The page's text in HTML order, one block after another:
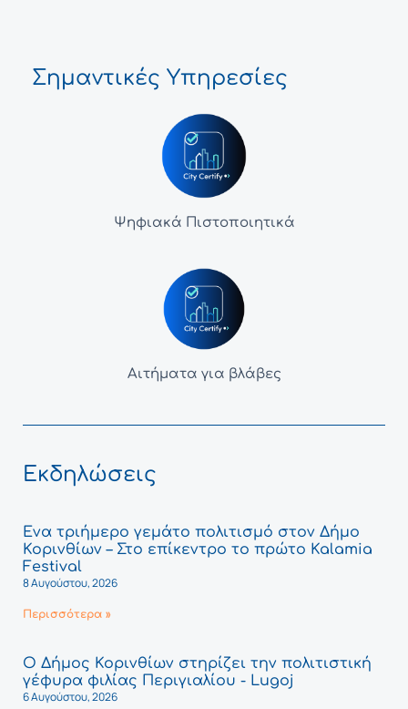
Σημαντικές Υπηρεσίες
Ψηφιακά Πιστοποιητικά
Αιτήματα για βλάβες
Εκδηλώσεις
Ένα τριήμερο γεμάτο πολιτισμό στον Δήμο
Κορινθίων – Στο επίκεντρο το πρώτο Kalamia
Festival
8 Αυγούστου, 2026
Περισσότερα »
Ο Δήμος Κορινθίων στηρίζει την πολιτιστική
γέφυρα φιλίας Περιγιαλίου - Lugoj
6 Αυγούστου, 2026